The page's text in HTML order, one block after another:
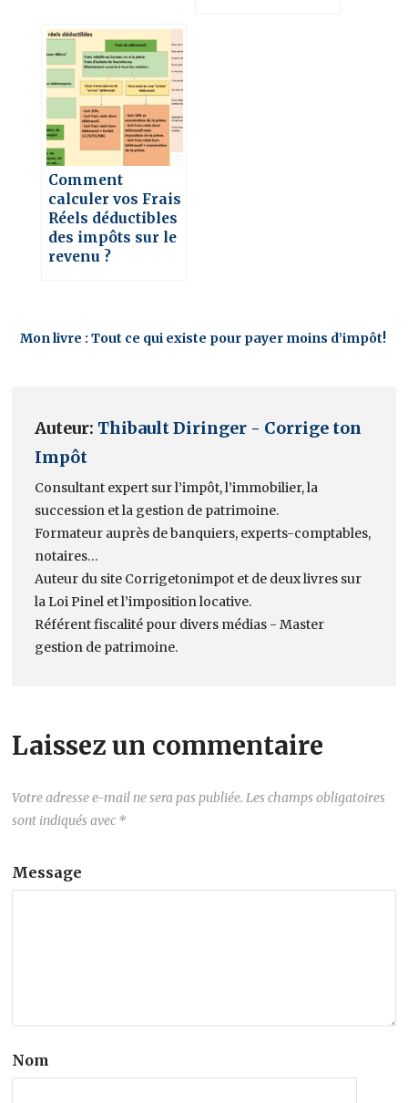
Comment
calculer vos Frais
Réels déductibles
des impôts sur le
revenu ?
Mon livre : Tout ce qui existe pour payer moins d’impôt!
Auteur: Thibault Diringer - Corrige ton
Impôt
Consultant expert sur l’impôt, l’immobilier, la
succession et la gestion de patrimoine.
Formateur auprès de banquiers, experts-comptables,
notaires…
Auteur du site Corrigetonimpot et de deux livres sur
la Loi Pinel et l’imposition locative.
Référent fiscalité pour divers médias - Master
gestion de patrimoine.
Laissez un commentaire
Votre adresse e-mail ne sera pas publiée. Les champs obligatoires
sont indiqués avec *
Message
Nom